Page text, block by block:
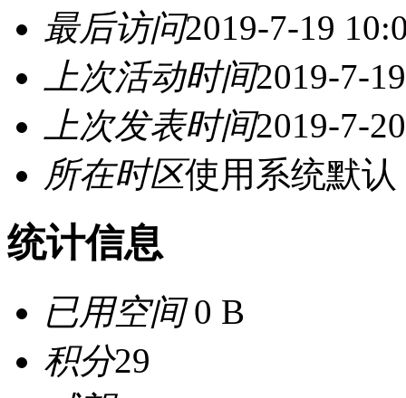
最后访问2019-7-19
上次活动时间2019-7-
上次发表时间2019-7-
所在时区使用系统默认
统计信息
已用空间0 B
积分29